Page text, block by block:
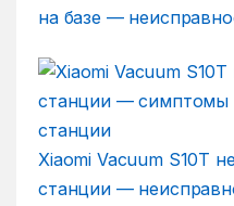
на базе —
Xiaomi Vacuum S10T
станции —